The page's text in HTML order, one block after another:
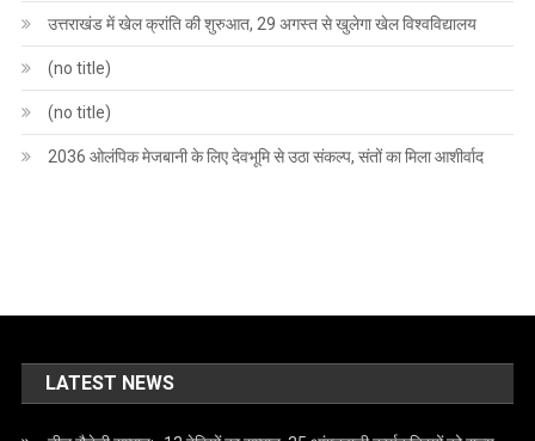
उत्तराखंड में खेल क्रांति की शुरुआत, 29 अगस्त से खुलेगा खेल विश्वविद्यालय
(no title)
(no title)
2036 ओलंपिक मेजबानी के लिए देवभूमि से उठा संकल्प, संतों का मिला आशीर्वाद
LATEST NEWS